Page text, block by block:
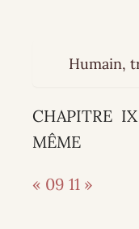
Humain,
CHAPITRE
MÊME
« 09 11 »